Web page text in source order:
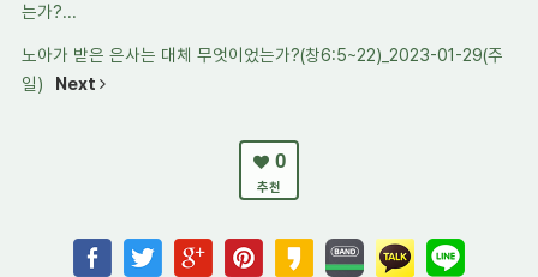
는가?...
노아가 받은 은사는 대체 무엇이었는가?(창6:5~22)_2023-01-29(주
일)
Next
0
추천